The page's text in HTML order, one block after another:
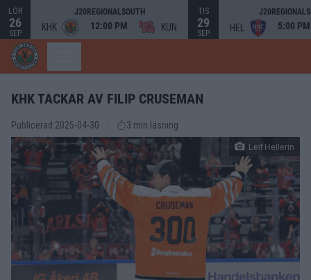
LÖR
26
SEP.
J20REGIONALSOUTH
KHK 12:00 PM KUN
TIS
29
SEP. HEL 5:00 PM
KHK TACKAR AV FILIP CRUSEMAN
Publicerad:2025-04-30 3 min läsning
Leif Hellerin